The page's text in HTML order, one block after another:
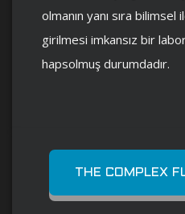
olmanın yanı sıra bilimsel
girilmesi imkansız bir
hapsolmuş durumdadır.
THE COMPLEX